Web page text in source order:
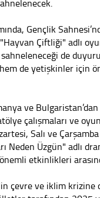
Gençlik
Çiftliği" adlı
de
de yetişkinler için
ve
çalışmaları ve
Salı ve
Neden Üzgün" adlı
etkinlikleri
çevre ve iklim krizine